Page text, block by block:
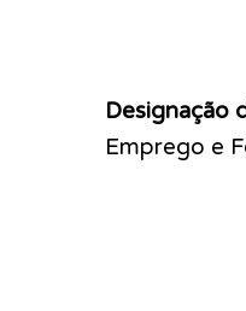
Designação
Emprego e